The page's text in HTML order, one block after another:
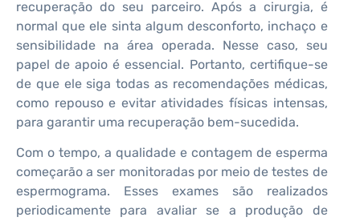
recuperação do seu parceiro. Após a cirurgia, é
normal que ele sinta algum desconforto, inchaço e
sensibilidade na área operada. Nesse caso, seu
papel de apoio é essencial. Portanto, certifique-se
de que ele siga todas as recomendações médicas,
como repouso e evitar atividades físicas intensas,
para garantir uma recuperação bem-sucedida.
Com o tempo, a qualidade e contagem de esperma
começarão a ser monitoradas por meio de testes de
espermograma. Esses exames são realizados
periodicamente para avaliar se a produção de